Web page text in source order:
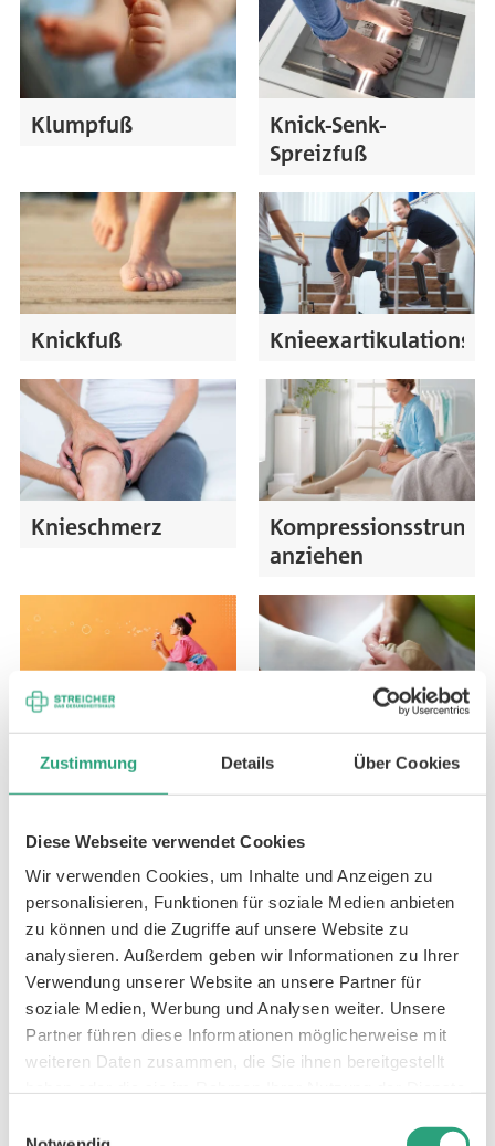
Zustimmung Details Über Cookies
Diese Webseite verwendet Cookies
Wir verwenden Cookies, um Inhalte und Anzeigen zu
personalisieren, Funktionen für soziale Medien anbieten
zu können und die Zugriffe auf unsere Website zu
analysieren. Außerdem geben wir Informationen zu Ihrer
Verwendung unserer Website an unsere Partner für
soziale Medien, Werbung und Analysen weiter. Unsere
Partner führen diese Informationen möglicherweise mit
weiteren Daten zusammen, die Sie ihnen bereitgestellt
Klumpfuß
Knick-Senk-
Spreizfuß
Knickfuß
Knieschmerz
Kompressionsstrumpf
anziehen
Kompressionsstrumpf
waschen
Krallenzehen Kreuzbandriss